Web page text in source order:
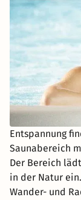
Entspannung
Saunabereich
Der Bereich
in der Natur
Wander- und